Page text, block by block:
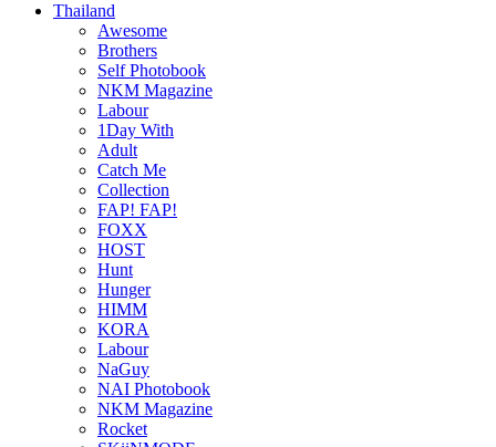
Thailand
Awesome
Brothers
Self Photobook
NKM Magazine
Labour
1Day With
Adult
Catch Me
Collection
FAP! FAP!
FOXX
HOST
Hunt
Hunger
HIMM
KORA
Labour
NaGuy
NAI Photobook
NKM Magazine
Rocket